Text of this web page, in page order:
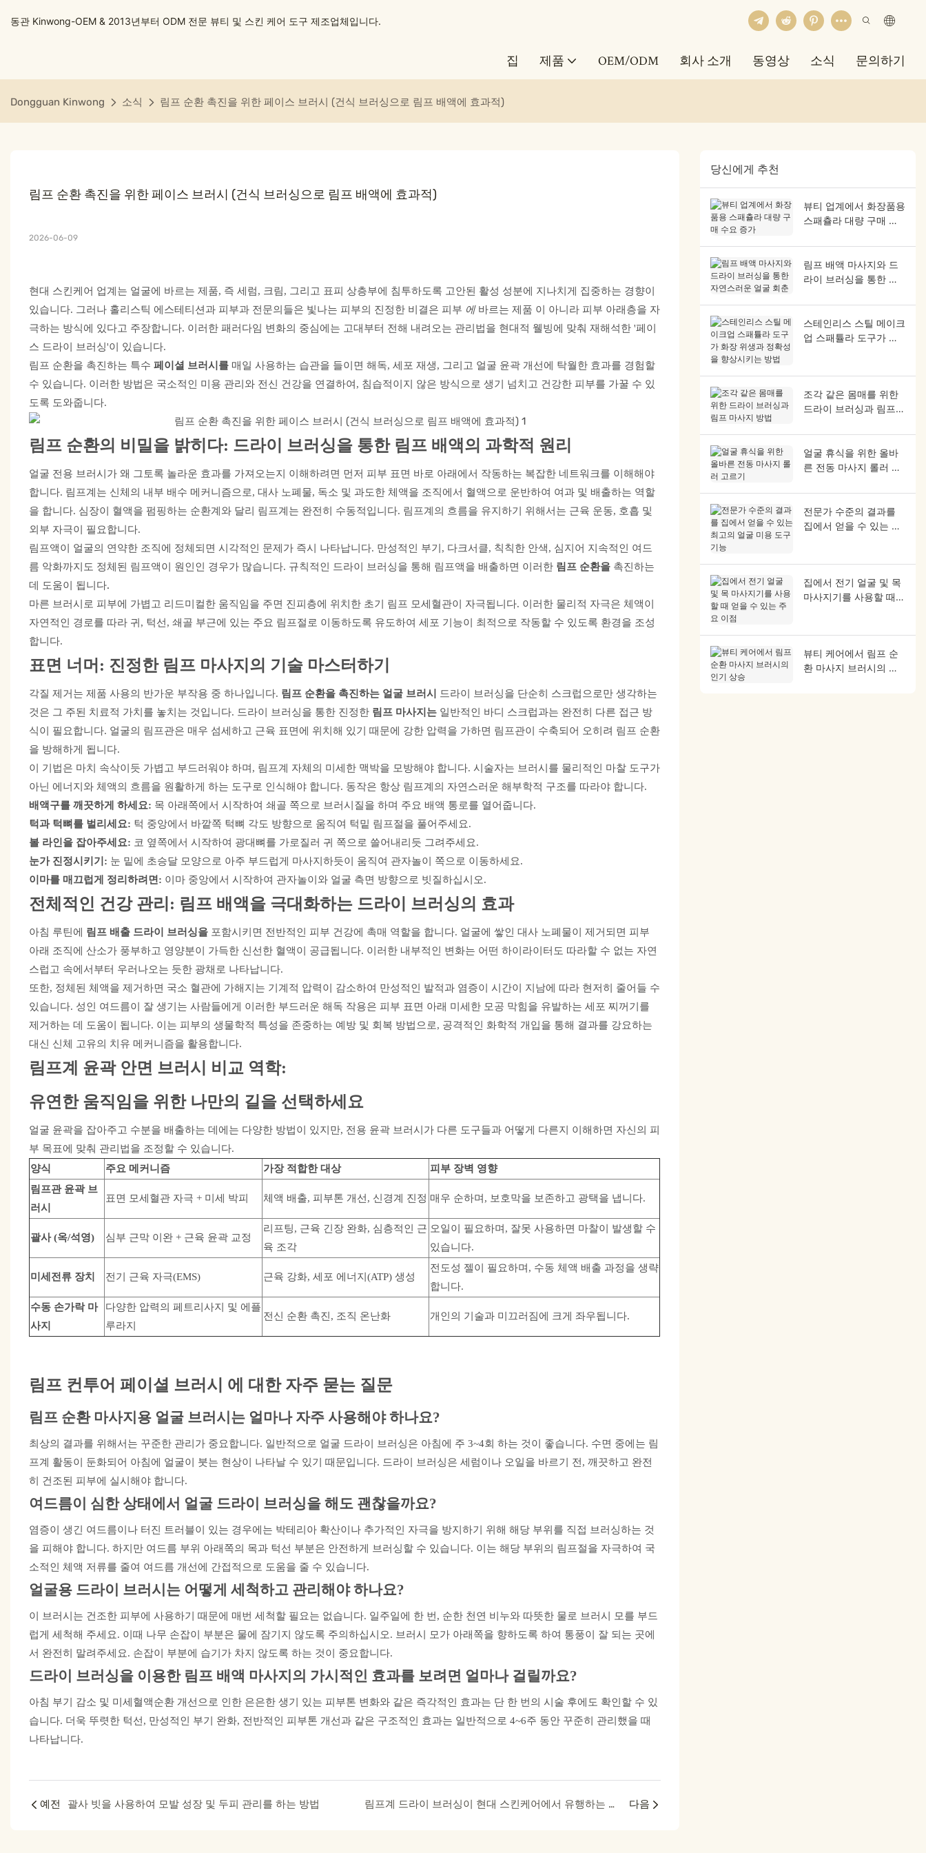
동관 Kinwong-OEM & 2013년부터 ODM 전문 뷰티 및 스킨 케어 도구 제조업체입니다.
집 제품 OEM/ODM 회사 소개 동영상 소식 문의하기
Dongguan Kinwong 소식 림프 순환 촉진을 위한 페이스 브러시 (건식 브러싱으로 림프 배액에 효과적)
림프 순환 촉진을 위한 페이스 브러시 (건식 브러싱으로 림프 배액에 효과적)
2026-06-09
현대 스킨케어 업계는 얼굴에 바르는 제품, 즉 세럼, 크림, 그리고 표피 상층부에 침투하도록 고안된 활성 성분에 지나치게 집중하는 경향이
있습니다. 그러나 홀리스틱 에스테티션과 피부과 전문의들은 빛나는 피부의 진정한 비결은 피부 에바르는 제품 이 아니라 피부 아래층을 자
극하는 방식에 있다고 주장합니다. 이러한 패러다임 변화의 중심에는 고대부터 전해 내려오는 관리법을 현대적 웰빙에 맞춰 재해석한 '페이
스 드라이 브러싱'이 있습니다.
림프 순환을 촉진하는 특수 페이셜 브러시를 매일 사용하는 습관을 들이면 해독, 세포 재생, 그리고 얼굴 윤곽 개선에 탁월한 효과를 경험할
수 있습니다. 이러한 방법은 국소적인 미용 관리와 전신 건강을 연결하여, 침습적이지 않은 방식으로 생기 넘치고 건강한 피부를 가꿀 수 있
도록 도와줍니다.
림프 순환의 비밀을 밝히다: 드라이 브러싱을 통한 림프 배액의 과학적 원리
얼굴 전용 브러시가 왜 그토록 놀라운 효과를 가져오는지 이해하려면 먼저 피부 표면 바로 아래에서 작동하는 복잡한 네트워크를 이해해야
합니다. 림프계는 신체의 내부 배수 메커니즘으로, 대사 노폐물, 독소 및 과도한 체액을 조직에서 혈액으로 운반하여 여과 및 배출하는 역할
을 합니다. 심장이 혈액을 펌핑하는 순환계와 달리 림프계는 완전히 수동적입니다. 림프계의 흐름을 유지하기 위해서는 근육 운동, 호흡 및
외부 자극이 필요합니다.
림프액이 얼굴의 연약한 조직에 정체되면 시각적인 문제가 즉시 나타납니다. 만성적인 부기, 다크서클, 칙칙한 안색, 심지어 지속적인 여드
름 악화까지도 정체된 림프액이 원인인 경우가 많습니다. 규칙적인
드라이 브러싱을 통해 림프액을 배출하면 이러한 림프 순환을촉진하는
데 도움이 됩니다.
마른 브러시로 피부에 가볍고 리드미컬한 움직임을 주면 진피층에 위치한 초기 림프 모세혈관이 자극됩니다. 이러한 물리적 자극은 체액이
자연적인 경로를 따라 귀, 턱선, 쇄골 부근에 있는 주요 림프절로 이동하도록 유도하여 세포 기능이 최적으로 작동할 수 있도록 환경을 조성
합니다.
표면 너머: 진정한 림프 마사지의 기술 마스터하기
각질 제거는 제품 사용의 반가운 부작용 중 하나입니다. 림프 순환을 촉진하는 얼굴 브러시 드라이 브러싱을 단순히 스크럽으로만 생각하는
것은 그 주된 치료적 가치를 놓치는 것입니다. 드라이 브러싱을 통한 진정한 림프 마사지는 일반적인 바디 스크럽과는 완전히 다른 접근 방
식이 필요합니다. 얼굴의 림프관은 매우 섬세하고 근육 표면에 위치해 있기 때문에 강한 압력을 가하면 림프관이 수축되어 오히려 림프 순환
을 방해하게 됩니다.
이 기법은 마치 속삭이듯 가볍고 부드러워야 하며, 림프계 자체의 미세한 맥박을 모방해야 합니다. 시술자는 브러시를 물리적인 마찰 도구가
아닌 에너지와 체액의 흐름을 원활하게 하는 도구로 인식해야 합니다. 동작은 항상 림프계의 자연스러운 해부학적 구조를 따라야 합니다.
배액구를 깨끗하게 하세요: 목 아래쪽에서 시작하여 쇄골 쪽으로 브러시질을 하며 주요 배액 통로를 열어줍니다.
턱과 턱뼈를 벌리세요: 턱 중앙에서 바깥쪽 턱뼈 각도 방향으로 움직여 턱밑 림프절을 풀어주세요.
볼 라인을 잡아주세요: 코 옆쪽에서 시작하여 광대뼈를 가로질러 귀 쪽으로 쓸어내리듯 그려주세요.
눈가 진정시키기: 눈 밑에 초승달 모양으로 아주 부드럽게 마사지하듯이 움직여 관자놀이 쪽으로 이동하세요.
이마를 매끄럽게 정리하려면: 이마 중앙에서 시작하여 관자놀이와 얼굴 측면 방향으로 빗질하십시오.
전체적인 건강 관리: 림프 배액을 극대화하는 드라이 브러싱의 효과
아침 루틴에 림프 배출 드라이 브러싱을 포함시키면 전반적인 피부 건강에 촉매 역할을 합니다. 얼굴에 쌓인 대사 노폐물이 제거되면 피부
아래 조직에 산소가 풍부하고 영양분이 가득한 신선한 혈액이 공급됩니다. 이러한 내부적인 변화는 어떤 하이라이터도 따라할 수 없는 자연
스럽고 속에서부터 우러나오는 듯한 광채로 나타납니다.
또한, 정체된 체액을 제거하면 국소 혈관에 가해지는 기계적 압력이 감소하여 만성적인 발적과 염증이 시간이 지남에 따라 현저히 줄어들 수
있습니다. 성인 여드름이 잘 생기는 사람들에게 이러한 부드러운 해독 작용은 피부 표면 아래 미세한 모공 막힘을 유발하는 세포 찌꺼기를
제거하는 데 도움이 됩니다. 이는 피부의 생물학적 특성을 존중하는 예방 및 회복 방법으로, 공격적인 화학적 개입을 통해 결과를 강요하는
대신 신체 고유의 치유 메커니즘을 활용합니다.
림프계 윤곽 안면 브러시 비교 역학:
유연한 움직임을 위한 나만의 길을 선택하세요
얼굴 윤곽을 잡아주고 수분을 배출하는 데에는 다양한 방법이 있지만, 전용 윤곽 브러시가 다른 도구들과 어떻게 다른지 이해하면 자신의 피
부 목표에 맞춰 관리법을 조정할 수 있습니다.
양식
주요 메커니즘 가장 적합한 대상
피부 장벽 영향
림프관 윤곽 브
러시
표면 모세혈관 자극 + 미세 박피 체액 배출, 피부톤 개선, 신경계 진정 매우 순하며, 보호막을 보존하고 광택을 냅니다.
괄사 (옥/석영) 심부 근막 이완 + 근육 윤곽 교정
리프팅, 근육 긴장 완화, 심층적인 근
육 조각
오일이 필요하며, 잘못 사용하면 마찰이 발생할 수
있습니다.
미세전류 장치 전기 근육 자극(EMS) 근육 강화, 세포 에너지(ATP) 생성
전도성 젤이 필요하며, 수동 체액 배출 과정을 생략
합니다.
수동 손가락 마
사지
다양한 압력의 페트리사지 및 에플
루라지
전신 순환 촉진, 조직 온난화 개인의 기술과 미끄러짐에 크게 좌우됩니다.
림프 컨투어 페이셜 브러시 에 대한 자주 묻는 질문
림프 순환 마사지용 얼굴 브러시는 얼마나 자주 사용해야 하나요?
최상의 결과를 위해서는 꾸준한 관리가 중요합니다. 일반적으로 얼굴 드라이 브러싱은 아침에 주 3~4회 하는 것이 좋습니다. 수면 중에는 림
프계 활동이 둔화되어 아침에 얼굴이 붓는 현상이 나타날 수 있기 때문입니다. 드라이 브러싱은 세럼이나 오일을 바르기 전, 깨끗하고 완전
히 건조된 피부에 실시해야 합니다.
여드름이 심한 상태에서 얼굴 드라이 브러싱을 해도 괜찮을까요?
염증이 생긴 여드름이나 터진 트러블이 있는 경우에는 박테리아 확산이나 추가적인 자극을 방지하기 위해 해당 부위를 직접 브러싱하는 것
을 피해야 합니다. 하지만 여드름 부위 아래쪽의 목과 턱선 부분은 안전하게 브러싱할 수 있습니다. 이는 해당 부위의 림프절을 자극하여 국
소적인 체액 저류를 줄여 여드름 개선에 간접적으로 도움을 줄 수 있습니다.
얼굴용 드라이 브러시는 어떻게 세척하고 관리해야 하나요?
이 브러시는 건조한 피부에 사용하기 때문에 매번 세척할 필요는 없습니다. 일주일에 한 번, 순한 천연 비누와 따뜻한 물로 브러시 모를 부드
럽게 세척해 주세요. 이때 나무 손잡이 부분은 물에 잠기지 않도록 주의하십시오. 브러시 모가 아래쪽을 향하도록 하여 통풍이 잘 되는 곳에
서 완전히 말려주세요. 손잡이 부분에 습기가 차지 않도록 하는 것이 중요합니다.
드라이 브러싱을 이용한 림프 배액 마사지의 가시적인 효과를 보려면 얼마나 걸릴까요?
아침 부기 감소 및 미세혈액순환 개선으로 인한 은은한 생기 있는 피부톤 변화와 같은 즉각적인 효과는 단 한 번의 시술 후에도 확인할 수 있
습니다. 더욱 뚜렷한 턱선, 만성적인 부기 완화, 전반적인 피부톤 개선과 같은 구조적인 효과는 일반적으로 4~6주 동안 꾸준히 관리했을 때
나타납니다.
예전 괄사 빗을 사용하여 모발 성장 및 두피 관리를 하는 방법 림프계 드라이 브러싱이 현대 스킨케어에서 유행하는 이유는 무엇일까요? 다음
당신에게 추천
뷰티 업계에서 화장품용
스패츌라 대량 구매 수
림프 배액 마사지와 드
라이 브러싱을 통한 자
스테인리스 스틸 메이크
업 스패튤라 도구가 화
조각 같은 몸매를 위한
드라이 브러싱과 림프
얼굴 휴식을 위한 올바
른 전동 마사지 롤러 고
전문가 수준의 결과를
집에서 얻을 수 있는 최
집에서 전기 얼굴 및 목
마사지기를 사용할 때
뷰티 케어에서 림프 순
환 마사지 브러시의 인